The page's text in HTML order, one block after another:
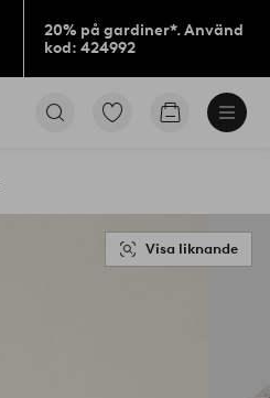
20% på gardiner*. Använd
kod: 424992
Gå
Gå
Visa liknande